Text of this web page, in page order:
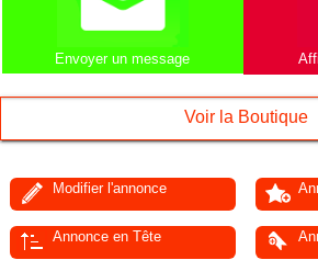
Envoyer un message
Voir la Boutique
Modifier l'annonce
Annonce en Tête